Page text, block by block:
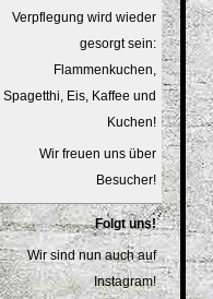
Verpflegung wird wieder
gesorgt sein:
Flammenkuchen,
Spagetthi, Eis, Kaffee und
Kuchen!
Wir freuen uns über
Besucher!
Folgt uns!
Wir sind nun auch auf
Instagram!